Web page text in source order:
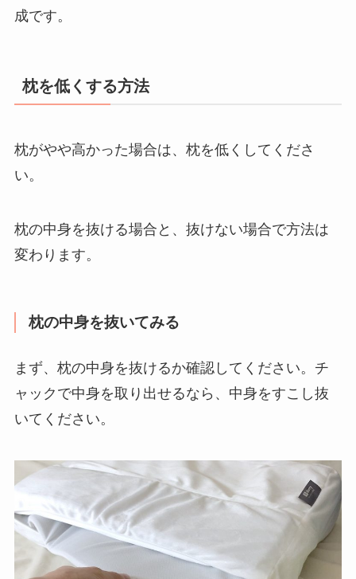
成です。
枕を低くする方法
枕がやや高かった場合は、枕を低くしてくださ
い。
枕の中身を抜ける場合と、抜けない場合で方法は
変わります。
枕の中身を抜いてみる
まず、枕の中身を抜けるか確認してください。チ
ャックで中身を取り出せるなら、中身をすこし抜
いてください。